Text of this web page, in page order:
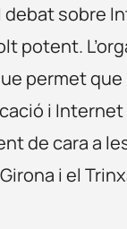
sobre
potent.
permet
i
de cara a
i el